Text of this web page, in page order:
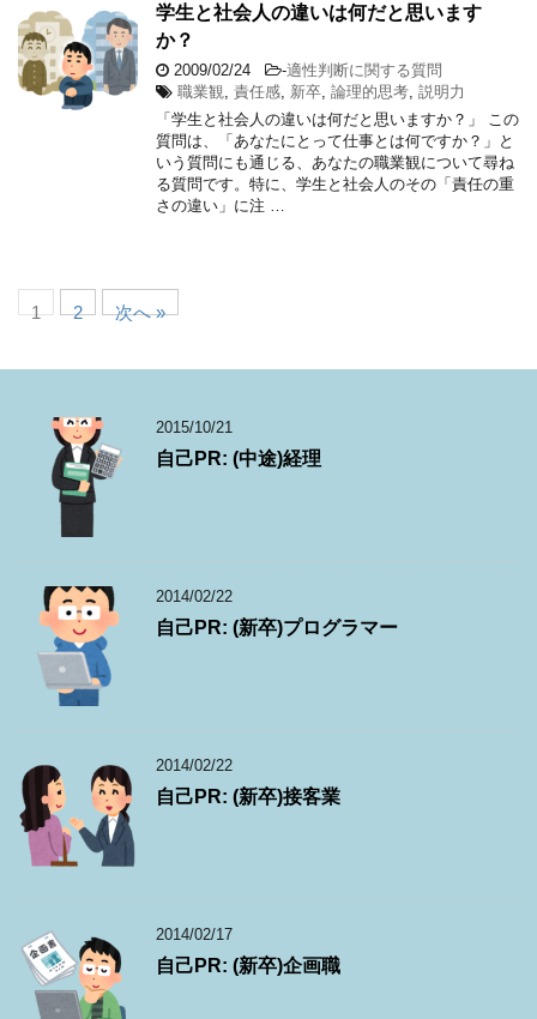
学生と社会人の違いは何だと思います
か？
2009/02/24 -適性判断に関する質問
職業観
責任感 新卒 論理的思考 説明力
「学生と社会人の違いは何だと思いますか？」 この
質問は、「あなたにとって仕事とは何ですか？」と
いう質問にも通じる、あなたの職業観について尋ね
る質問です。特に、学生と社会人のその「責任の重
さの違い」に注 …
1 2 次へ »
2015/10/21
自己PR: (中途)経理
2014/02/22
自己PR: (新卒)プログラマー
2014/02/22
自己PR: (新卒)接客業
2014/02/17
自己PR: (新卒)企画職